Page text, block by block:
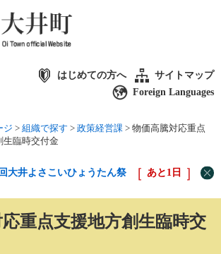
はじめての方へ
サイトマップ
Foreign Languages
ジ > 組織で探す > 政策経営課 > 物価高騰対応重点
生臨時交付金
大井よさこいひょうたん祭 あと 1 日
重点支援地方創生臨時交